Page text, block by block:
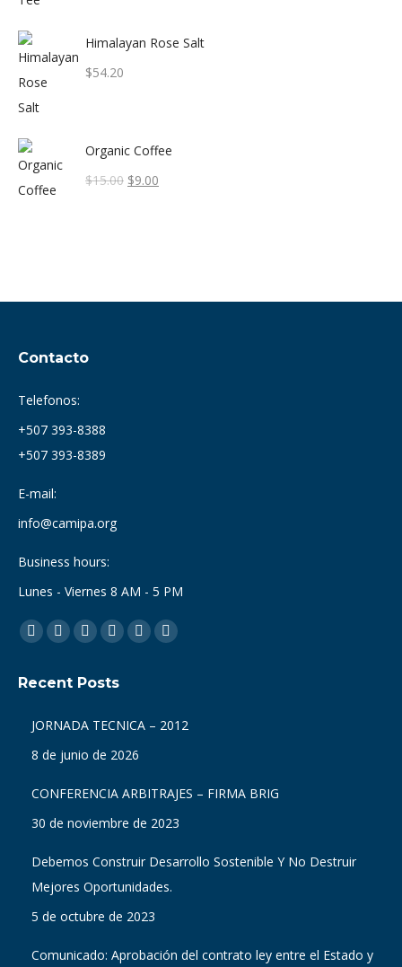
Himalayan Rose Salt
$54.20
Organic Coffee
$15.00 El
$9.00
Contacto
Telefonos:
+507 393-8388
+507 393-8389
E-mail:
info@camipa.org
Business hours:
Lunes - Viernes 8 AM - 5 PM
Find us on:
Facebook
opens
new
window
X
opens
new
window
Dribbble
opens
new
window
YouTube
opens
new
window
Delicious
new
window
Flickr
new
Recent Posts
JORNADA TECNICA – 2012
8 de junio de 2026
CONFERENCIA ARBITRAJES – FIRMA BRIG
30 de noviembre de 2023
Debemos Construir Desarrollo Sostenible Y No Destruir
Mejores Oportunidades.
5 de octubre de 2023
Comunicado: Aprobación del contrato ley entre el Estado y